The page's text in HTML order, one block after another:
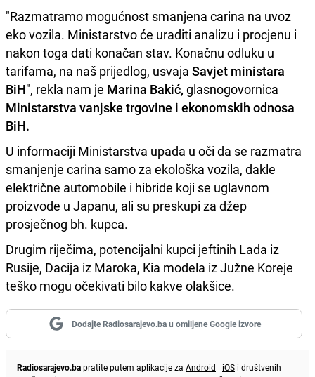
"Razmatramo mogućnost smanjena carina na uvoz
eko vozila. Ministarstvo će uraditi analizu i procjenu i
nakon toga dati konačan stav. Konačnu odluku u
tarifama, na naš prijedlog, usvaja Savjet ministara
BiH", rekla nam je Marina Bakić, glasnogovornica
Ministarstva vanjske trgovine i ekonomskih odnosa
BiH.
U informaciji Ministarstva upada u oči da se razmatra
smanjenje carina samo za ekološka vozila, dakle
električne automobile i hibride koji se uglavnom
proizvode u Japanu, ali su preskupi za džep
prosječnog bh. kupca.
Drugim riječima, potencijalni kupci jeftinih Lada iz
Rusije, Dacija iz Maroka, Kia modela iz Južne Koreje
teško mogu očekivati bilo kakve olakšice.
Dodajte Radiosarajevo.ba u omiljene Google izvore
Radiosarajevo.bapratite putem aplikacije za Android | iOS i društvenih